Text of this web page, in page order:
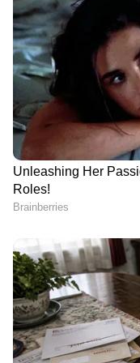
വിശകലനവും
എല്ലാം
എവിടെയും
ലഭിക്കാൻ